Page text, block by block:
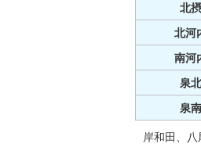
北
北河
南河
泉
泉
岸和田、